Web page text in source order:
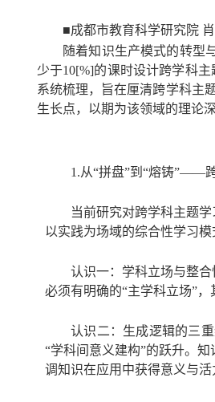
■成都市教育科学研究院
随着知识生产模式的转型
少于10[%]的课时设计跨学科
系统梳理，旨在厘清跨学科主
生长点，以期为该领域的理论
1.从“拼盘”到“熔铸”——
当前研究对跨学科主题
以实践为场域的综合性学习模
认识一：学科立场与整
必须有明确的“主学科立场”
认识二：生成逻辑的三
“学科间意义建构”的跃升。
调知识在应用中获得意义与活